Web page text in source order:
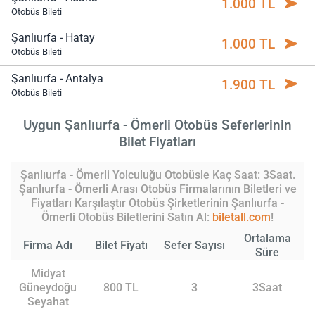
Otobüs Bileti 1.000 TL
Şanlıurfa - Hatay
Otobüs Bileti 1.000 TL
Şanlıurfa - Antalya
Otobüs Bileti 1.900 TL
Uygun Şanlıurfa - Ömerli Otobüs Seferlerinin
Bilet Fiyatları
Şanlıurfa - Ömerli Yolculuğu Otobüsle Kaç Saat: 3Saat.
Şanlıurfa - Ömerli Arası Otobüs Firmalarının Biletleri ve
Fiyatları Karşılaştır Otobüs Şirketlerinin Şanlıurfa -
Ömerli Otobüs Biletlerini Satın Al: biletall.com!
Firma Adı Bilet Fiyatı Sefer Sayısı
Ortalama
Süre
Midyat
Güneydoğu
Seyahat
800 TL 3 3Saat